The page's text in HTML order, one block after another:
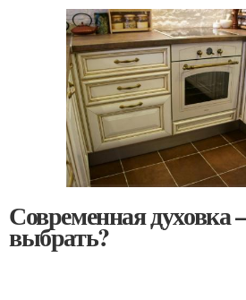
Современная духовка
выбрать?